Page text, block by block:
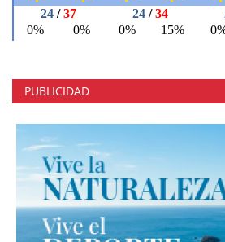
PUBLICIDAD